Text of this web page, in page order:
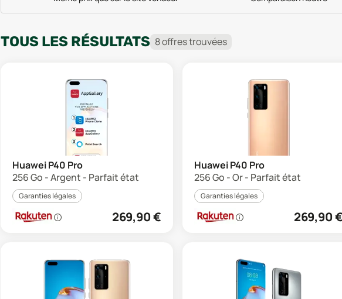
TOUS LES RÉSULTATS 8offrestrouvées
Huawei P40 Pro
256 Go - Argent - Parfait état
Garanties légales
269,90€
Huawei P40 Pro
256 Go - Or - Parfait état
Garanties légales
269,90€